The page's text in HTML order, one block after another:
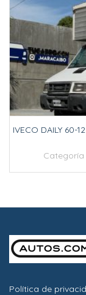
IVECO DAILY 60-
Categoría
Política de